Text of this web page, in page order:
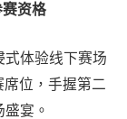
资格
式体验线下赛场
位，手握第二
宴。